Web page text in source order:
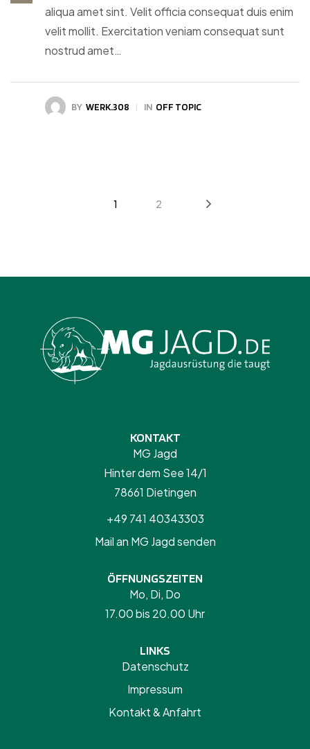
aliqua amet sint. Velit officia consequat duis enim
velit mollit. Exercitation veniam consequat sunt
nostrud amet…
BY WERK.308 IN OFF TOPIC
1 2
KONTAKT
MG Jagd
Hinter dem See 14/1
78661 Dietingen
+49 741 40343303
Mail an MG Jagd senden
ÖFFNUNGSZEITEN
Mo, Di, Do
17.00 bis 20.00 Uhr
LINKS
Datenschutz
Impressum
Kontakt & Anfahrt